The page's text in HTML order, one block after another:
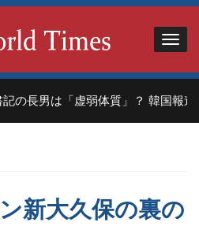
は「虚弱体質」？ 韓国報道ジュエ
新大久保の裏の